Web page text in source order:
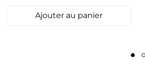
Ajouter au panier